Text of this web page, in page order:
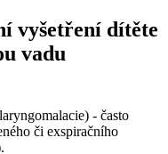
vyšetření dítěte
vadu
- často
či exspiračního